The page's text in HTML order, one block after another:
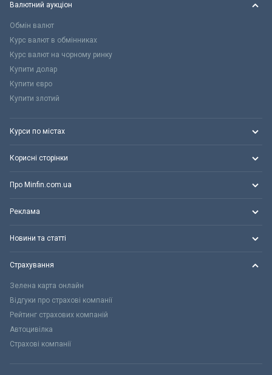
Валютний аукціон
Обмін валют
Курс валют в обмінниках
Курс валют на чорному ринку
Купити долар
Купити євро
Купити злотий
Курси по містах
Корисні сторінки
Про Minfin.com.ua
Реклама
Новини та статті
Страхування
Зелена карта онлайн
Відгуки про страхові компанії
Рейтинг страхових компаній
Автоцивілка
Страхові компанії